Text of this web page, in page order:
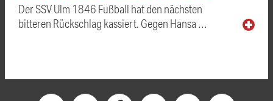
Der SSV Ulm 1846 Fußball hat den nächsten
bitteren Rückschlag kassiert. Gegen Hansa …